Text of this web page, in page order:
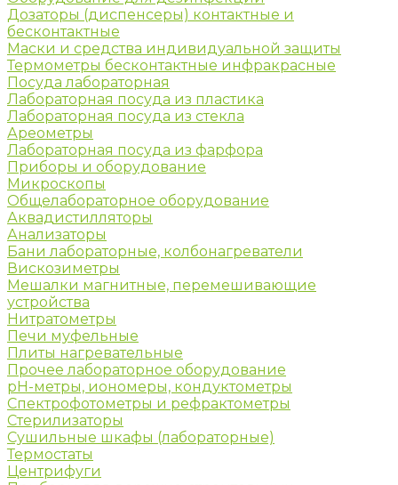
Дозаторы (диспенсеры) контактные и
бесконтактные
Маски и средства индивидуальной защиты
Термометры бесконтактные инфракрасные
Посуда лабораторная
Лабораторная посуда из пластика
Лабораторная посуда из стекла
Ареометры
Лабораторная посуда из фарфора
Приборы и оборудование
Микроскопы
Общелабораторное оборудование
Аквадистилляторы
Анализаторы
Бани лабораторные, колбонагреватели
Вискозиметры
Мешалки магнитные, перемешивающие
устройства
Нитратометры
Печи муфельные
Плиты нагревательные
Прочее лабораторное оборудование
рН-метры, иономеры, кондуктометры
Спектрофотометры и рефрактометры
Стерилизаторы
Сушильные шкафы (лабораторные)
Термостаты
Центрифуги